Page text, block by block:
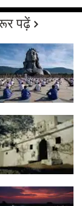
पढ़ें